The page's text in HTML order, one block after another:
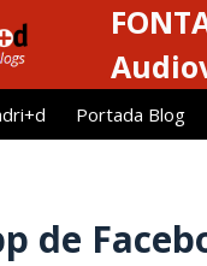
Portada Blog
de